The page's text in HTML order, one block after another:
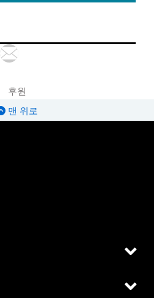
후원
맨 위로